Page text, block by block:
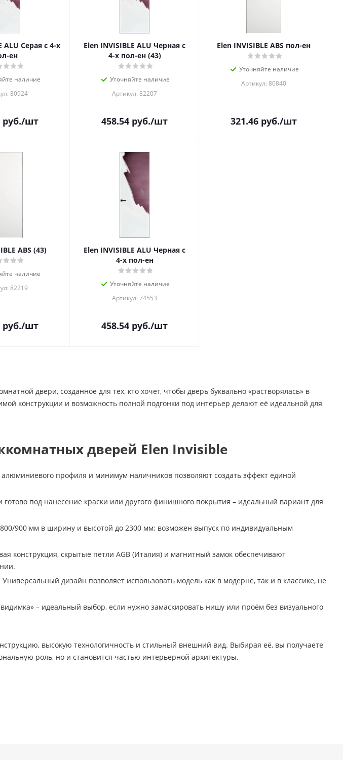
ALU Серая с 4-х
ен
наличие
80924
руб./шт
Elen INVISIBLE ALU Черная с
4-х пол-ен (43)
Уточняйте наличие
Артикул: 82207
458.54 руб./шт
Elen INVISIBLE ABS пол-ен
Уточняйте наличие
Артикул: 80840
321.46 руб./шт
ABS (43)
наличие
82219
руб./шт
Elen INVISIBLE ALU Черная с
4-х пол-ен
Уточняйте наличие
Артикул: 74553
458.54 руб./шт
двери, созданное для тех, кто хочет, чтобы дверь буквально «растворялась» в
конструкции и возможность полной подгонки под интерьер делают её идеальной для
дверей Elen Invisible
алюминиевого профиля и минимум наличников позволяют создать эффект единой
готово под нанесение краски или другого финишного покрытия – идеальный вариант для
900 мм в ширину и высотой до 2300 мм; возможен выпуск по индивидуальным
конструкция, скрытые петли AGB (Италия) и магнитный замок обеспечивают
Универсальный дизайн позволяет использовать модель как в модерне, так и в классике, не
– идеальный выбор, если нужно замаскировать нишу или проём без визуального
высокую технологичность и стильный внешний вид. Выбирая её, вы получаете
роль, но и становится частью интерьерной архитектуры.